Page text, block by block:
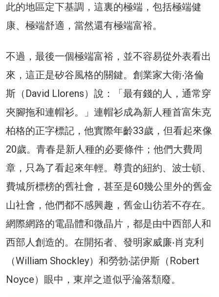
此的地區定下基調，這裏的極端，包括極端健
康、極端舒適，當然還有極端富裕。
不過，最後一個極端富裕，並不容易從外表看出
來，這正是矽谷風格的關鍵。創業家大衛‧洛倫
斯（David Llorens）說：「最有錢的人，通常穿
夾腳拖和連帽衫。」連帽衫成為新人種首富朱克
柏格的正字標記，他實際年齡33歲，但看起來像
20歲。青春是新人種的必要條件；他們大費周
章，只為了看起來年輕。尊貴的紐約、波士頓、
費城所標榜的舊社會，甚至是60幾公里外的舊金
山社會，他們都不感興趣，舊金山彷若不存在。
網際網路的電晶體和微晶片，都是由中西部人和
西部人創造的。在開拓者、發明家威廉‧肖克利
（William Shockley）和勞勃‧諾伊斯（Robert
Noyce）眼中，東岸之道似乎淪落頹廢。